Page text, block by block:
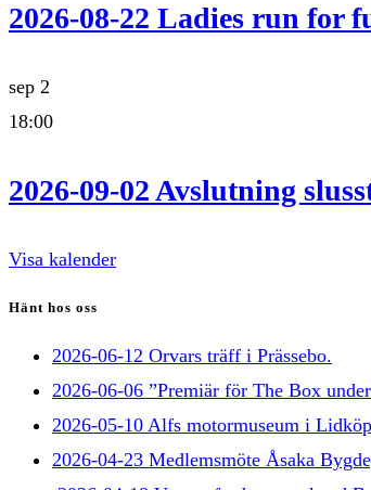
2026-08-22 Ladies run for
sep 2
18:00
2026-09-02 Avslutning
Visa kalender
Hänt hos oss
2026-06-12 Orvars träff i Prässebo.
2026-06-06 ”Premiär för The Box
2026-05-10 Alfs motormuseum i
2026-04-23 Medlemsmöte Åsaka